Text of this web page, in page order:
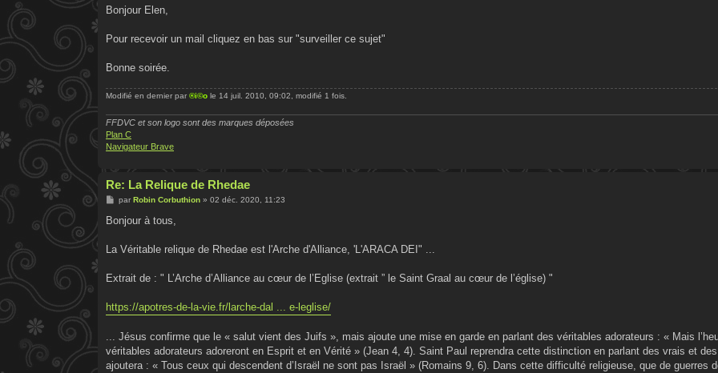
s
g
Bonjour Elen,
Pour recevoir un mail cliquez en bas sur "surveiller ce sujet"
Bonne soirée.
Modifié en dernier par ®i©o le 14 juil. 2010, 09:02, modifié 1 fois.
FFDVC et son logo sont des marques déposées
Plan C
Navigateur Brave
Re: La Relique de Rhedae
M
s
g
par Robin Corbuthion» 02 déc. 2020, 11:23
Bonjour à tous,
La Véritable relique de Rhedae est l'Arche d'Alliance, 'L'ARACA DEI" ...
Extrait de : " L’Arche d’Alliance au cœur de l’Eglise (extrait ” le Saint Graal au cœur de l’église) "
https://apotres-de-la-vie.fr/larche-dal ... e-leglise/
... Jésus confirme que le « salut vient des Juifs », mais ajoute une mise en garde en parlant des véritables adorateurs : « Mais
véritables adorateurs adoreront en Esprit et en Vérité » (Jean 4, 4). Saint Paul reprendra cette distinction en parlant des vrais et des
ajoutera : « Tous ceux qui descendent d’Israël ne sont pas Israël » (Romains 9, 6). Dans cette difficulté religieuse, que de guerres